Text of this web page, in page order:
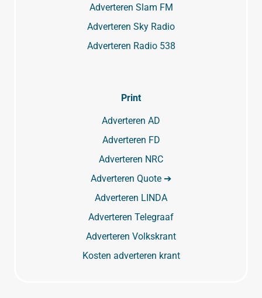
Adverteren Slam FM
Adverteren Sky Radio
Adverteren Radio 538
Print
Adverteren AD
Adverteren FD
Adverteren NRC
Adverteren Quote ➔
Adverteren LINDA
Adverteren Telegraaf
Adverteren Volkskrant
Kosten adverteren krant